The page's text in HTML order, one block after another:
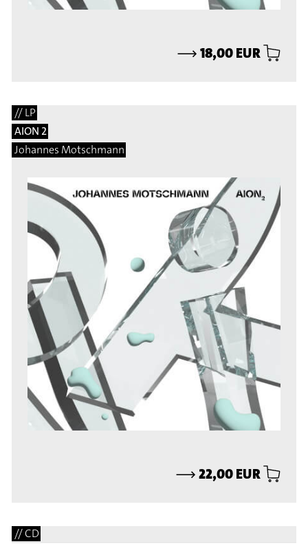
⟶18,00 EUR
// LP
AION 2
Johannes Motschmann
⟶22,00 EUR
// CD